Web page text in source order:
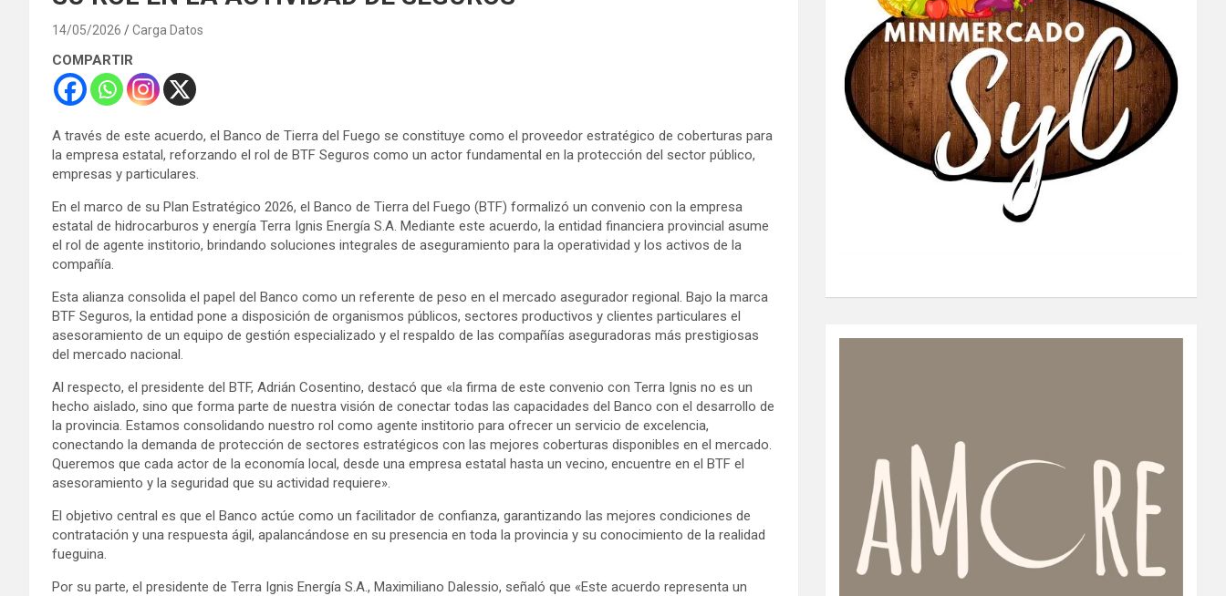
14/05/2026 Carga Datos
COMPARTIR
A través de este acuerdo, el Banco de Tierra del Fuego se constituye como el proveedor estratégico de coberturas para
la empresa estatal, reforzando el rol de BTF Seguros como un actor fundamental en la protección del sector público,
empresas y particulares.
En el marco de su Plan Estratégico 2026, el Banco de Tierra del Fuego (BTF) formalizó un convenio con la empresa
estatal de hidrocarburos y energía Terra Ignis Energía S.A. Mediante este acuerdo, la entidad financiera provincial asume
el rol de agente institorio, brindando soluciones integrales de aseguramiento para la operatividad y los activos de la
compañía.
Esta alianza consolida el papel del Banco como un referente de peso en el mercado asegurador regional. Bajo la marca
BTF Seguros, la entidad pone a disposición de organismos públicos, sectores productivos y clientes particulares el
asesoramiento de un equipo de gestión especializado y el respaldo de las compañías aseguradoras más prestigiosas
del mercado nacional.
Al respecto, el presidente del BTF, Adrián Cosentino, destacó que «la firma de este convenio con Terra Ignis no es un
hecho aislado, sino que forma parte de nuestra visión de conectar todas las capacidades del Banco con el desarrollo de
la provincia. Estamos consolidando nuestro rol como agente institorio para ofrecer un servicio de excelencia,
conectando la demanda de protección de sectores estratégicos con las mejores coberturas disponibles en el mercado.
Queremos que cada actor de la economía local, desde una empresa estatal hasta un vecino, encuentre en el BTF el
asesoramiento y la seguridad que su actividad requiere».
El objetivo central es que el Banco actúe como un facilitador de confianza, garantizando las mejores condiciones de
contratación y una respuesta ágil, apalancándose en su presencia en toda la provincia y su conocimiento de la realidad
fueguina.
Por su parte, el presidente de Terra Ignis Energía S.A., Maximiliano Dalessio, señaló que «Este acuerdo representa un